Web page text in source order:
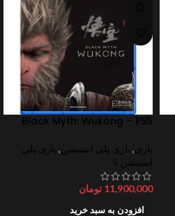
Black Myth: Wukong – PS5
بازی, بازی پلی استیشن , بازی پلی
استیشن 5
11,900,000 تومان
افزودن به سبد خرید